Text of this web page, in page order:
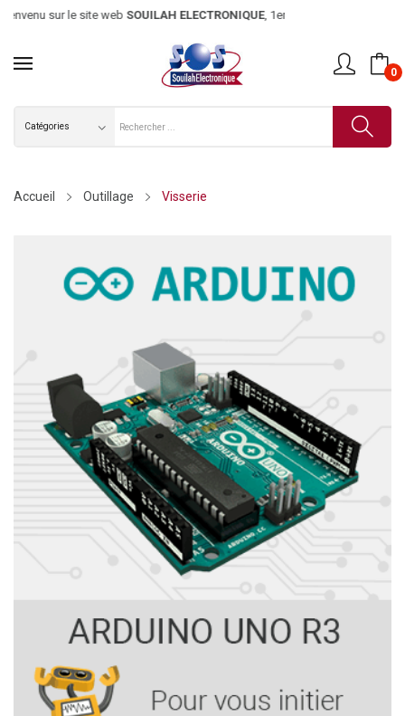
sur le site webSOUILAH ELECTRONIQUE, 1er magasin
0
Accueil Outillage Visserie